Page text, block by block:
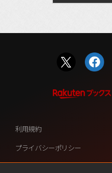
利用規約
プライバシーポリシー
ファンコンテンツ・ポリシー